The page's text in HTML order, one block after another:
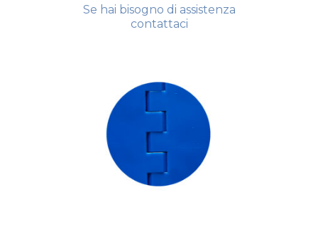
Se hai bisogno di assistenza
contattaci